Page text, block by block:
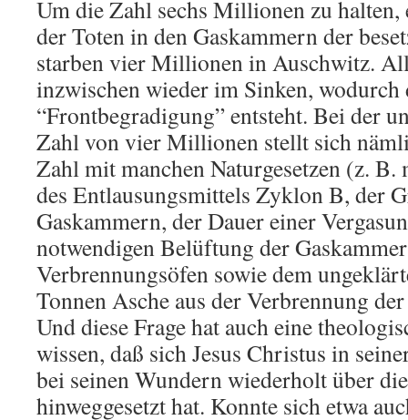
Um die Zahl sechs Millionen zu
der Toten in den Gaskammern der
starben vier Millionen in Auschwitz.
inzwischen wieder im Sinken, wodurch
“Frontbegradigung” entsteht. Bei der
Zahl von vier Millionen stellt sich
Zahl mit manchen Naturgesetzen (z. B.
des Entlausungsmittels Zyklon B, der
Gaskammern, der Dauer einer
notwendigen Belüftung der
Verbrennungsöfen sowie dem
Tonnen Asche aus der Verbrennung
Und diese Frage hat auch eine
wissen, daß sich Jesus Christus in
bei seinen Wundern wiederholt über
hinweggesetzt hat. Konnte sich etwa